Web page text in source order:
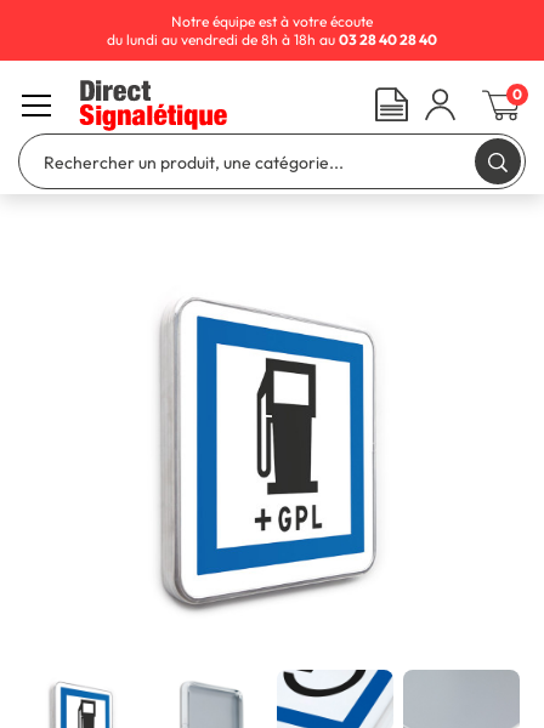
Notre équipe est à votre écoute
du lundi au vendredi de 8h à 18h au 03 28 40 28 40
0